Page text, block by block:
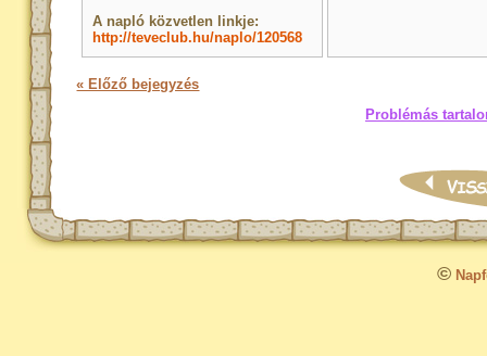
A napló közvetlen linkje:
http://teveclub.hu/naplo/120568
« Előző bejegyzés
Problémás
©